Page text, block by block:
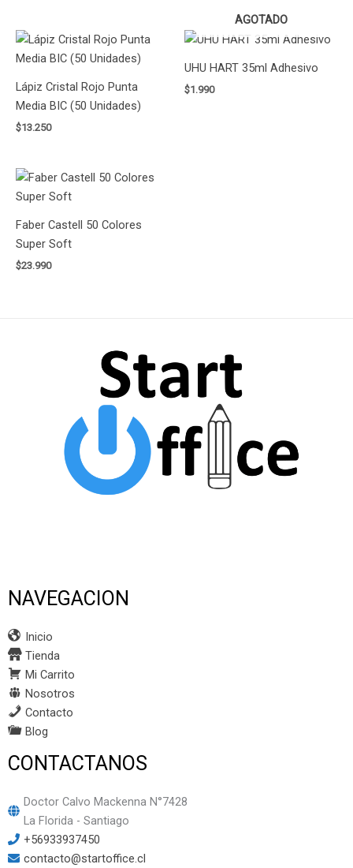
Lápiz Cristal Rojo Punta
Media BIC (50 Unidades)
$13.250
AGOTADO
UHU HART 35ml Adhesivo
$1.990
Faber Castell 50 Colores
Super Soft
$23.990
NAVEGACION
Inicio
Tienda
Mi Carrito
Nosotros
Contacto
Blog
CONTACTANOS
Doctor Calvo Mackenna N°7428
La Florida - Santiago
+56933937450
contacto@startoffice.cl